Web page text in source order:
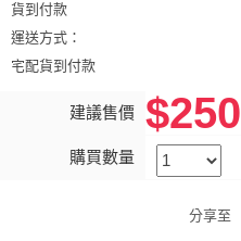
貨到付款
運送方式：
宅配貨到付款
建議售價
購買數量
分享至